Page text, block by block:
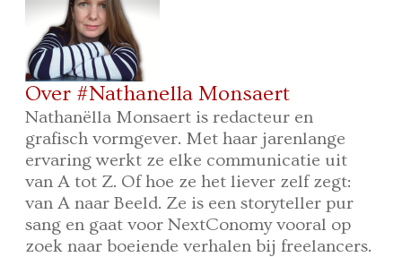
Over #Nathanella Monsaert
Nathanëlla Monsaert is redacteur en
grafisch vormgever. Met haar jarenlange
ervaring werkt ze elke communicatie uit
van A tot Z. Of hoe ze het liever zelf zegt:
van A naar Beeld. Ze is een storyteller pur
sang en gaat voor NextConomy vooral op
zoek naar boeiende verhalen bij freelancers.